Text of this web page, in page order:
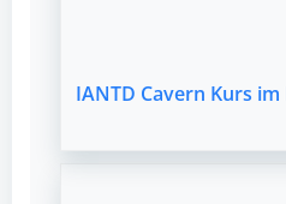
IANTD Cavern Kurs